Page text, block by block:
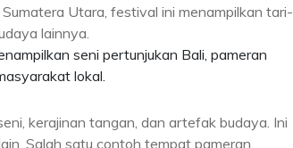
Utara, festival ini menampilkan tari-
lainnya.
seni pertunjukan Bali, pameran
lokal.
kerajinan tangan, dan artefak budaya. Ini
Salah satu contoh tempat pameran